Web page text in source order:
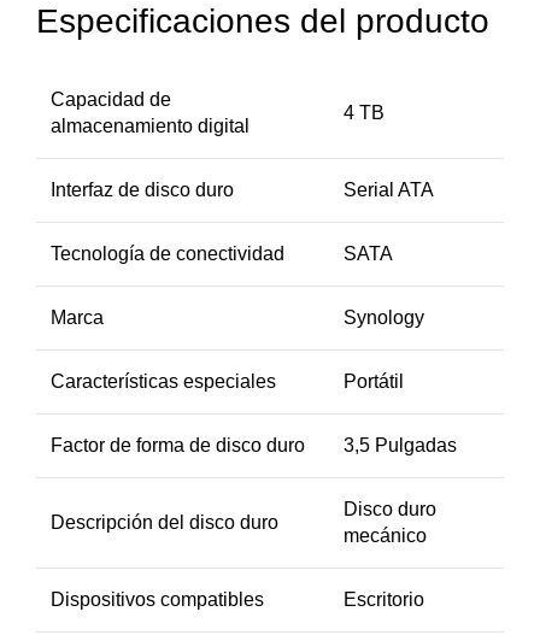
Especificaciones del producto
Capacidad de
almacenamiento digital
4 TB
Interfaz de disco duro Serial ATA
Tecnología de conectividad SATA
Marca Synology
Características especiales Portátil
Factor de forma de disco duro 3,5 Pulgadas
Descripción del disco duro
Disco duro
mecánico
Dispositivos compatibles Escritorio